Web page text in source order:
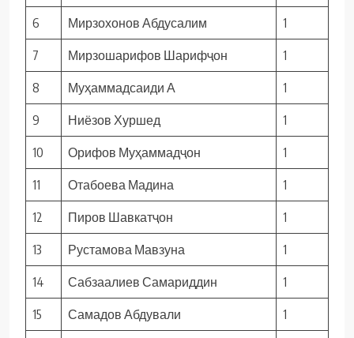
6 Мирзохонов Абдусалим 1
7 Мирзошарифов Шарифҷон 1
8 Муҳаммадсаиди А 1
9 Ниёзов Хуршед 1
10 Орифов Муҳаммадҷон 1
11 Отабоева Мадина 1
12 Пиров Шавкатҷон 1
13 Рустамова Мавзуна 1
14 Сабзаалиев Самариддин 1
15 Самадов Абдували 1